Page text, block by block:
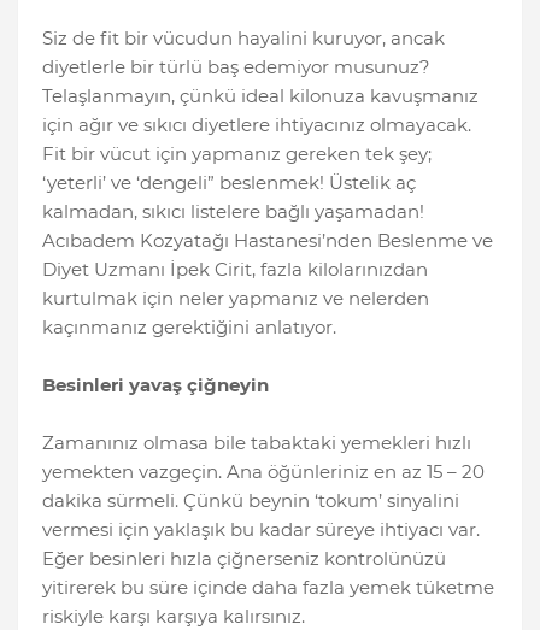
Siz de fit bir vücudun hayalini kuruyor, ancak
diyetlerle bir türlü baş edemiyor musunuz?
Telaşlanmayın, çünkü ideal kilonuza kavuşmanız
için ağır ve sıkıcı diyetlere ihtiyacınız olmayacak.
Fit bir vücut için yapmanız gereken tek şey;
‘yeterli’ ve ‘dengeli” beslenmek! Üstelik aç
kalmadan, sıkıcı listelere bağlı yaşamadan!
Acıbadem Kozyatağı Hastanesi’nden Beslenme ve
Diyet Uzmanı İpek Cirit, fazla kilolarınızdan
kurtulmak için neler yapmanız ve nelerden
kaçınmanız gerektiğini anlatıyor.
Besinleri yavaş çiğneyin
Zamanınız olmasa bile tabaktaki yemekleri hızlı
yemekten vazgeçin. Ana öğünleriniz en az 15 – 20
dakika sürmeli. Çünkü beynin ‘tokum’ sinyalini
vermesi için yaklaşık bu kadar süreye ihtiyacı var.
Eğer besinleri hızla çiğnerseniz kontrolünüzü
yitirerek bu süre içinde daha fazla yemek tüketme
riskiyle karşı karşıya kalırsınız.